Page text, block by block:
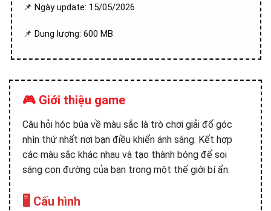
📌 Ngày update: 15/05/2026
📌 Dung lượng: 600 MB
🎮 Giới thiệu game
Câu hỏi hóc búa về màu sắc là trò chơi giải đố góc
nhìn thứ nhất nơi bạn điều khiển ánh sáng. Kết hợp
các màu sắc khác nhau và tạo thành bóng để soi
sáng con đường của bạn trong một thế giới bí ẩn.
🖥️ Cấu hình